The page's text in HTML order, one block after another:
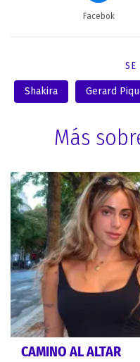
Facebok
SE
Shakira Gerard
Más
CAMINO AL ALTAR